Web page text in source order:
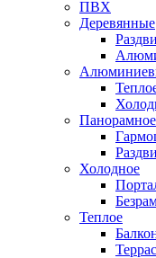
ПВХ
Деревянные
Панорамное
Холодное
Теплое